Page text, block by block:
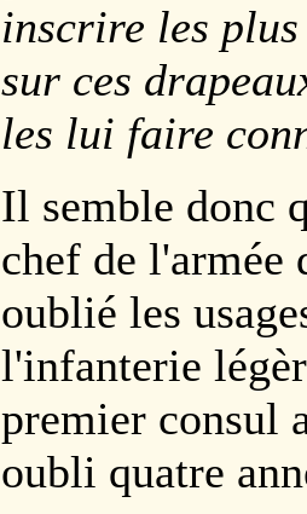
inscrire les
sur ces
les lui faire
Il semble donc
chef de l'armée
oublié les
l'infanterie
premier consul
oubli quatre